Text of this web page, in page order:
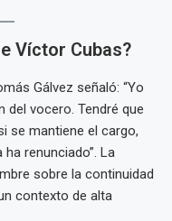
Víctor Cubas?
Gálvez señaló: “Yo
vocero. Tendré que
se mantiene el cargo,
renunciado”. La
sobre la continuidad
contexto de alta